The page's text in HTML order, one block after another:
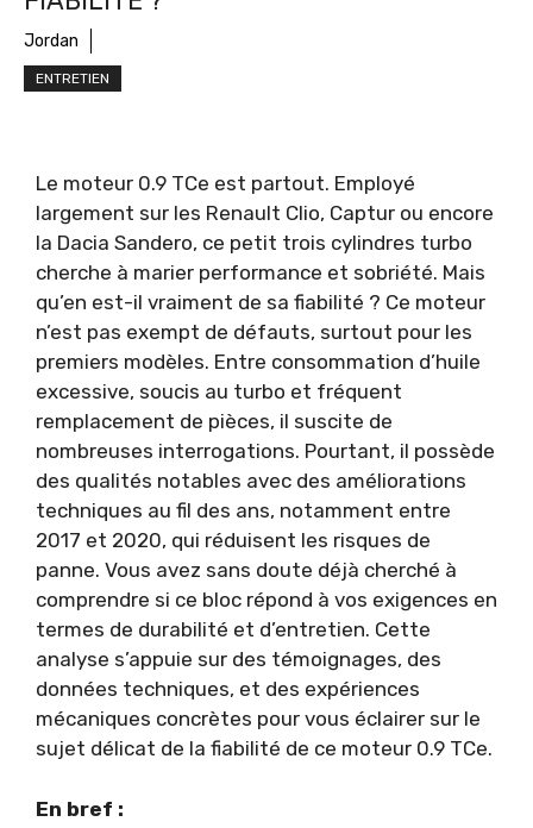
Jordan
ENTRETIEN
Le moteur 0.9 TCe est partout. Employé
largement sur les Renault Clio, Captur ou encore
la Dacia Sandero, ce petit trois cylindres turbo
cherche à marier performance et sobriété. Mais
qu’en est-il vraiment de sa fiabilité ? Ce moteur
n’est pas exempt de défauts, surtout pour les
premiers modèles. Entre consommation d’huile
excessive, soucis au turbo et fréquent
remplacement de pièces, il suscite de
nombreuses interrogations. Pourtant, il possède
des qualités notables avec des améliorations
techniques au fil des ans, notamment entre
2017 et 2020, qui réduisent les risques de
panne. Vous avez sans doute déjà cherché à
comprendre si ce bloc répond à vos exigences en
termes de durabilité et d’entretien. Cette
analyse s’appuie sur des témoignages, des
données techniques, et des expériences
mécaniques concrètes pour vous éclairer sur le
sujet délicat de la fiabilité de ce moteur 0.9 TCe.
En bref :